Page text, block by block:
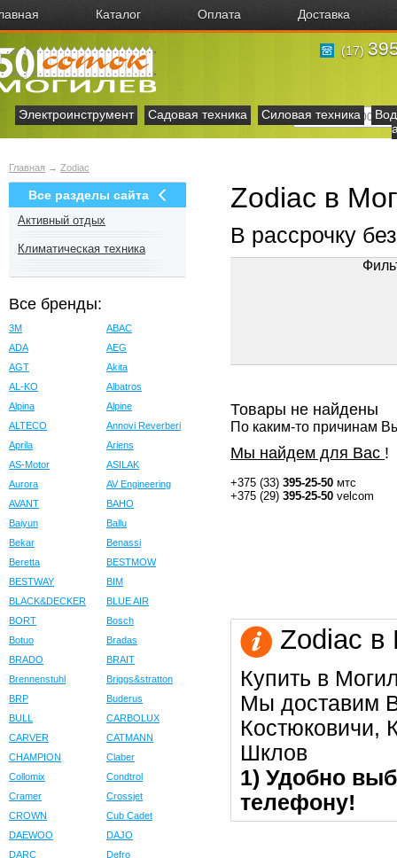
Каталог Оплата Доставка
(17)
Электроинструмент Садовая техника Силовая техника
Главная → Zodiac
Все разделы сайта
Активный отдых
Климатическая техника
Все бренды:
3M
ABAC
ADA
AEG
AGT
Akita
AL-KO
Albatros
Alpina
Alpine
ALTECO
Annovi Reverberi
Aprila
Ariens
AS-Motor
ASILAK
Aurora
AV Engineering
AVANT
BAHO
Baiyun
Ballu
Bekar
Benassi
Beretta
BESTMOW
BESTWAY
BIM
BLACK&DECKER
BLUE AIR
BORT
Bosch
Botuo
Bradas
BRADO
BRAIT
Brennenstuhl
Briggs&stratton
BRP
Buderus
BULL
CARBOLUX
CARVER
CATMANN
CHAMPION
Claber
Collomix
Condtrol
Cramer
Crossjet
CROWN
Cub Cadet
DAEWOO
DAJO
DARC
Defro
Zodiac в
В рассрочку
Товары не найдены
По каким-то причинам
Мы найдем для Вас !
+375 (33) 395-25-50 мтс
+375 (29) 395-25-50 velcom
Zodiac в
Купить в
Мы доставим
Костюковичи,
Шклов
1) Удобно
телефону!